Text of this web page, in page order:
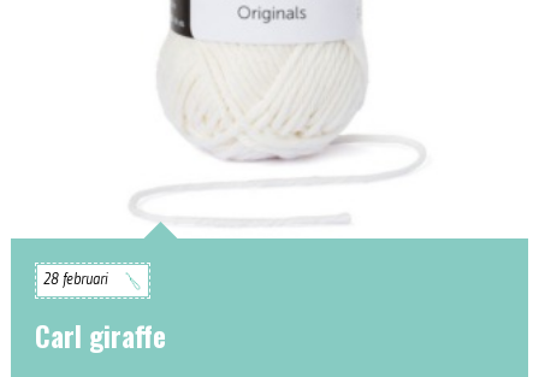
28 februari
Carl giraffe